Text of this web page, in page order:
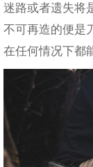
迷路或者遗失将
不可再造的便是
在任何情况下都